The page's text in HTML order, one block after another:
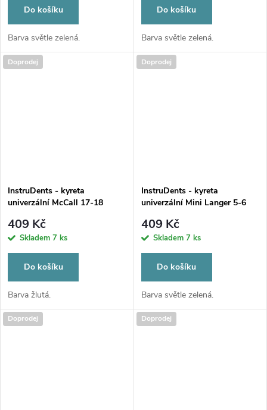
Do košíku
Barva světle zelená.
Do košíku
Barva světle zelená.
Doprodej
InstruDents - kyreta
univerzální McCall 17-18
409 Kč
Skladem 7 ks
Do košíku
Barva žlutá.
Doprodej
InstruDents - kyreta
univerzální Mini Langer 5-6
409 Kč
Skladem 7 ks
Do košíku
Barva světle zelená.
Doprodej Doprodej